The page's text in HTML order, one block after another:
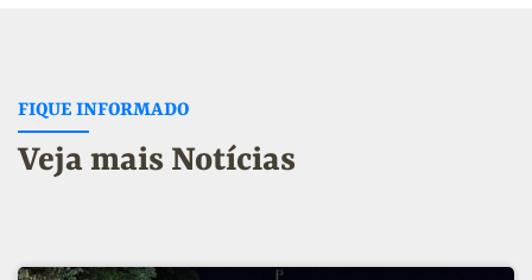
FIQUE INFORMADO
Veja mais Notícias